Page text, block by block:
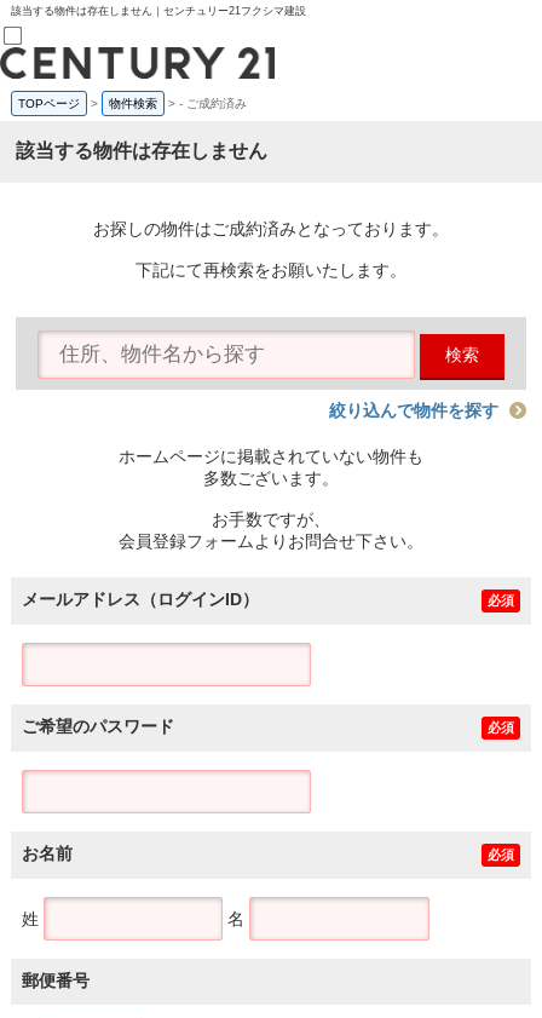
該当する物件は存在しません｜センチュリー21フクシマ建設
売買部
0120-800-844
賃貸部
会員メニュー
物件を探す
購入TOP
条件から探す
住宅ローン控除シミュレータ
TOPページ > 物件検索 >- ご成約済み
該当する物件は存在しません
お探しの物件はご成約済みとなっております。
下記にて再検索をお願いたします。
検索
絞り込んで物件を探す
ホームページに掲載されていない物件も
多数ございます。
お手数ですが、
会員登録フォームよりお問合せ下さい。
メールアドレス（ログインID） 必須
ご希望のパスワード 必須
お名前 必須
姓 名
郵便番号